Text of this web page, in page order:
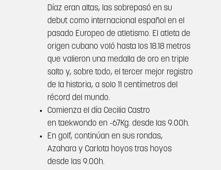
Díaz eran altas, las sobrepasó en su
debut como internacional español en el
pasado Europeo de atletismo. El atleta de
origen cubano voló hasta los 18.18 metros
que valieron una medalla de oro en triple
salto y, sobre todo, el tercer mejor registro
de la historia, a solo 11 centímetros del
récord del mundo.
Comienza el día Cecilia Castro
en taekwondo en -67Kg. desde las 9.00h.
En golf, continúan en sus rondas,
Azahara y Carlota hoyos tras hoyos
desde las 9.00h.